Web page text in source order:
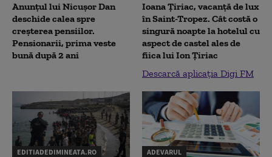
Anunțul lui Nicușor Dan
deschide calea spre
creșterea pensiilor.
Pensionarii, prima veste
bună după 2 ani
Ioana Țiriac, vacanță de lux
în Saint-Tropez. Cât costă o
singură noapte la hotelul cu
aspect de castel ales de
fiica lui Ion Țiriac
Descarcă aplicația Digi FM
EDITIADEDIMINEATA.RO ADEVARUL